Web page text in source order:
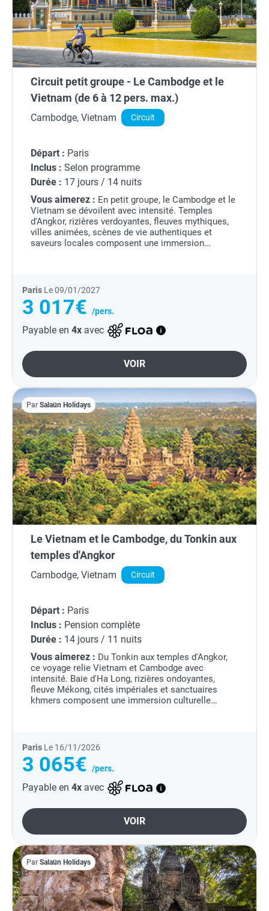
Circuit petit groupe - Le Cambodge et le
Vietnam (de 6 à 12 pers. max.)
Cambodge, Vietnam Circuit
Départ : Paris
Inclus : Selon programme
Durée : 17 jours / 14 nuits
Vous aimerez : En petit groupe, le Cambodge et le
Vietnam se dévoilent avec intensité. Temples
d'Angkor, rizières verdoyantes, fleuves mythiques,
villes animées, scènes de vie authentiques et
saveurs locales composent une immersion
Paris Le 09/01/2027
3 017€ /pers.
Payable en 4x avec
VOIR
Par Salaün Holidays
Le Vietnam et le Cambodge, du Tonkin aux
temples d'Angkor
Cambodge, Vietnam Circuit
Départ : Paris
Inclus : Pension complète
Durée : 14 jours / 11 nuits
Vous aimerez : Du Tonkin aux temples d'Angkor,
ce voyage relie Vietnam et Cambodge avec
intensité. Baie d'Ha Long, rizières ondoyantes,
fleuve Mékong, cités impériales et sanctuaires
khmers composent une immersion culturelle
Paris Le 16/11/2026
3 065€ /pers.
Payable en 4x avec
VOIR
Par Salaün Holidays